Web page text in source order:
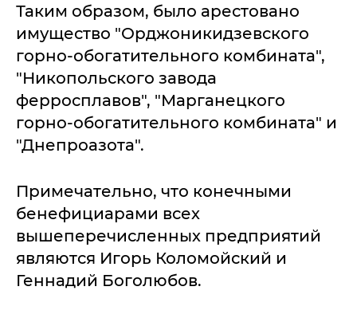
Таким образом, было арестовано
имущество "Орджоникидзевского
горно-обогатительного комбината",
"Никопольского завода
ферросплавов", "Марганецкого
горно-обогатительного комбината" и
"Днепроазота".
Примечательно, что конечными
бенефициарами всех
вышеперечисленных предприятий
являются Игорь Коломойский и
Геннадий Боголюбов.